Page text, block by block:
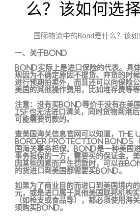
么？该如何选择
国际物流中的Bond是什么？该如
一、关于Bond
Bond实际上是进口保险的代表。具体
现因为不确定原因不提货、弃货的时
进行预期拍卖外，而且还可以向保险
美国的其他操作费用，比如堆存费等等
注意：没有买Bond等价于没有在美国
ISF也无法进口清关，同时货物到港后
可能需要罚款的。
查美国海关信息官网可以知道，
Border Protection Bonds（
国海关事务担保。Bond是一种美国进
事务担保的一方，需要买的保证金。
因某些因素而产生罚款时，可以在
的货进口到美国都需要买Bond。
如果为了商业目的而进口到美国境内
元，或是进口属于其他美国联邦机构
（如枪支或食品等），都必须使用海
须购买Bond。